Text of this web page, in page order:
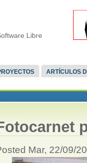
Libre
ARTÍCULOS
Mar, 22/09/